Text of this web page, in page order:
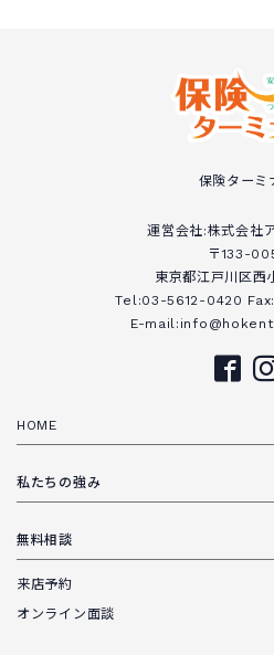
保険ターミ
運営会社:株式会社
〒133-
東京都江戸川区西
Tel:03-5612-0420
E-
HOME
私たちの強み
無料相談
来店予約
オンライン面談